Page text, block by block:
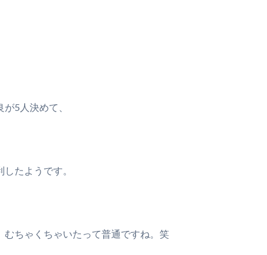
5人決めて、
たようです。
むちゃくちゃいたって普通ですね。笑